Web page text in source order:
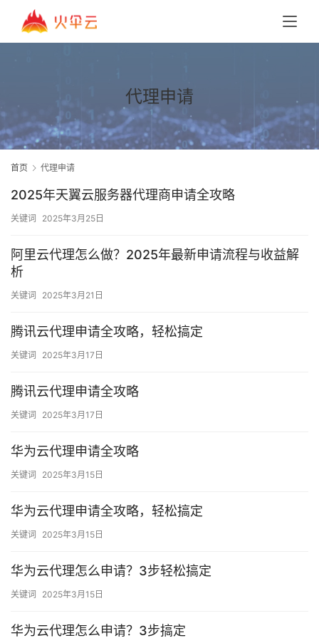
代理申请
首页 代理申请
2025年天翼云服务器代理商申请全攻略
关键词 2025年3月25日
阿里云代理怎么做？2025年最新申请流程与收益解
析
关键词 2025年3月21日
腾讯云代理申请全攻略，轻松搞定
关键词 2025年3月17日
腾讯云代理申请全攻略
关键词 2025年3月17日
华为云代理申请全攻略
关键词 2025年3月15日
华为云代理申请全攻略，轻松搞定
关键词 2025年3月15日
华为云代理怎么申请？3步轻松搞定
关键词 2025年3月15日
华为云代理怎么申请？3步搞定